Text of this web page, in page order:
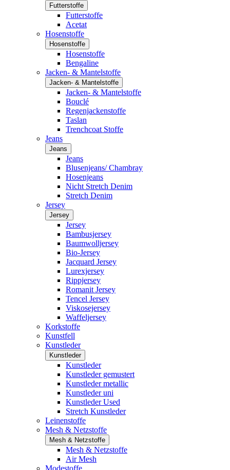
Futterstoffe
Futterstoffe
Acetat
Hosenstoffe
Hosenstoffe
Hosenstoffe
Bengaline
Jacken- & Mantelstoffe
Jacken- & Mantelstoffe
Jacken- & Mantelstoffe
Bouclé
Regenjackenstoffe
Taslan
Trenchcoat Stoffe
Jeans
Jeans
Jeans
Blusenjeans/ Chambray
Hosenjeans
Nicht Stretch Denim
Stretch Denim
Jersey
Jersey
Jersey
Bambusjersey
Baumwolljersey
Bio-Jersey
Jacquard Jersey
Lurexjersey
Rippjersey
Romanit Jersey
Tencel Jersey
Viskosejersey
Waffeljersey
Korkstoffe
Kunstfell
Kunstleder
Kunstleder
Kunstleder
Kunstleder gemustert
Kunstleder metallic
Kunstleder uni
Kunstleder Used
Stretch Kunstleder
Leinenstoffe
Mesh & Netzstoffe
Mesh & Netzstoffe
Mesh & Netzstoffe
Air Mesh
Modestoffe